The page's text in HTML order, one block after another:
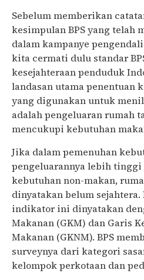
Sebelum memberikan
kesimpulan BPS yang telah
dalam kampanye
kita cermati dulu standar
kesejahteraan penduduk
landasan utama penentuan
yang digunakan untuk
adalah pengeluaran rumah
mencukupi kebutuhan
Jika dalam pemenuhan
pengeluarannya lebih
kebutuhan non-makan,
dinyatakan belum sejahtera.
indikator ini dinyatakan
Makanan (GKM) dan Garis
Makanan (GKNM). BPS
surveynya dari kategori
kelompok perkotaan dan